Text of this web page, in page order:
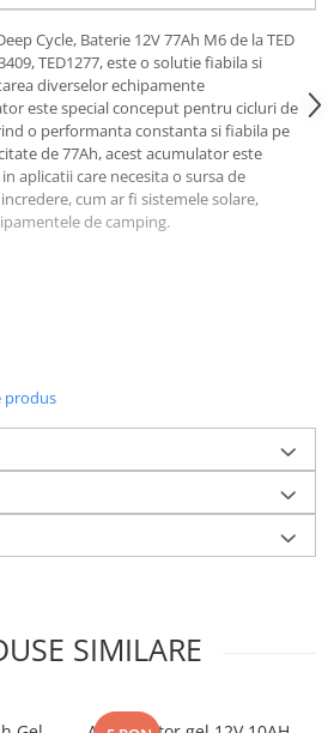
Cycle, Baterie 12V 77Ah M6 de la TED
TED1277, este o solutie fiabila si
diverselor echipamente
este special conceput pentru cicluri de
o performanta constanta si fiabila pe
de 77Ah, acest acumulator este
aplicatii care necesita o sursa de
cum ar fi sistemele solare,
de camping.
produs
SIMILARE